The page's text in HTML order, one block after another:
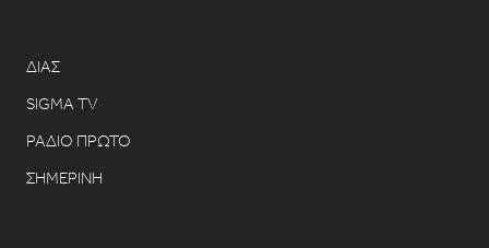
ΔΙΑΣ
SIGMA TV
ΡΑΔΙΟ ΠΡΩΤΟ
ΣΗΜΕΡΙΝΗ